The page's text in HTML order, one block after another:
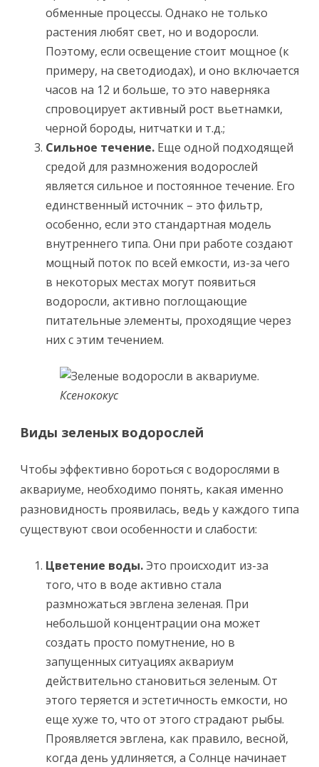
обменные процессы. Однако не только
растения любят свет, но и водоросли.
Поэтому, если освещение стоит мощное (к
примеру, на светодиодах), и оно включается
часов на 12 и больше, то это наверняка
спровоцирует активный рост вьетнамки,
черной бороды, нитчатки и т.д.;
Сильное течение. Еще одной подходящей
средой для размножения водорослей
является сильное и постоянное течение. Его
единственный источник – это фильтр,
особенно, если это стандартная модель
внутреннего типа. Они при работе создают
мощный поток по всей емкости, из-за чего
в некоторых местах могут появиться
водоросли, активно поглощающие
питательные элементы, проходящие через
них с этим течением.
Ксенококус
Виды зеленых водорослей
Чтобы эффективно бороться с водорослями в
аквариуме, необходимо понять, какая именно
разновидность проявилась, ведь у каждого типа
существуют свои особенности и слабости:
Цветение воды.Это происходит из-за
того, что в воде активно стала
размножаться эвглена зеленая. При
небольшой концентрации она может
создать просто помутнение, но в
запущенных ситуациях аквариум
действительно становиться зеленым. От
этого теряется и эстетичность емкости, но
еще хуже то, что от этого страдают рыбы.
Проявляется эвглена, как правило, весной,
когда день удлиняется, а Солнце начинает